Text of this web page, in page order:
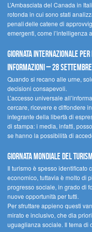
L’Ambasciata del Canada in
rotonda in cui sono stati
penali delle catene di
emergenti, come l’intelligenza
Giornata internazionale
informazioni – 28 settembre
Quando si recano alle urne,
decisioni consapevoli.
L’accesso universale
cercare, ricevere e diffondere
integrante della libertà di
di stampa: i media, infatti,
se hanno la possibilità di
Giornata mondiale del
Il turismo è spesso identificato
economico, tuttavia è molto di
progresso sociale, in grado di
nuove opportunità per tutti.
Per sfruttare appieno questi
mirato e inclusivo, che dia
uguaglianza sociale. Il tema di